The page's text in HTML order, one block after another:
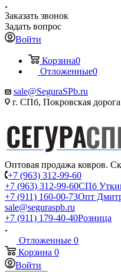
Заказать звонок
Задать вопрос
Войти
Корзина0
Отложенные0
sale@SeguraSPb.ru
г. СПб, Покровская
Оптовая продажа ковров.
+7 (963) 312-99-60
+7 (963) 312-99-60СПб
+7 (911) 160-00-73Опт
sale@seguraspb.ru
+7 (911) 179-40-40Розница
Отложенные 0
Корзина 0
Войти